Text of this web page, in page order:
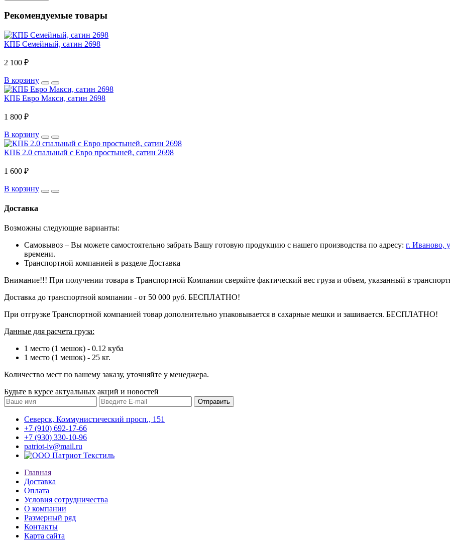
Рекомендуемые товары
КПБ Семейный, сатин 2698
2 100 ₽
В корзину
КПБ Евро Макси, сатин 2698
1 800 ₽
В корзину
КПБ 2.0 спальный с Евро простыней, сатин 2698
1 600 ₽
В корзину
Доставка
Возможны следующие варианты:
Самовывоз – Вы можете самостоятельно забрать Вашу готовую продукцию с нашего производства по адресу: г. Иваново,
времени.
Транспортной компанией в разделе Доставка
Внимание!!! При получении товара в Транспортной Компании сверяйте фактический вес груза и объем, указанный в
Доставка до транспортной компании - от 50 000 руб. БЕСПЛАТНО!
При отгрузке Транспортной компанией товар дополнительно упаковывается в сахарные мешки и зашивается. БЕСПЛАТНО!
Данные для расчета груза:
1 место (1 мешок) - 0.12 куба
1 место (1 мешок) - 25 кг.
Количество мест по вашему заказу, уточняйте у менеджера.
Будьте в курсе актуальных акций и новостей
Северск, Коммунистический просп., 151
+7 (910) 692-17-66
+7 (930) 330-10-96
patriot-iv@mail.ru
Главная
Доставка
Оплата
Условия сотрудничества
О компании
Размерный ряд
Контакты
Карта сайта